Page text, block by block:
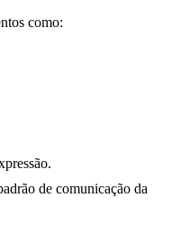
como:
de comunicação da